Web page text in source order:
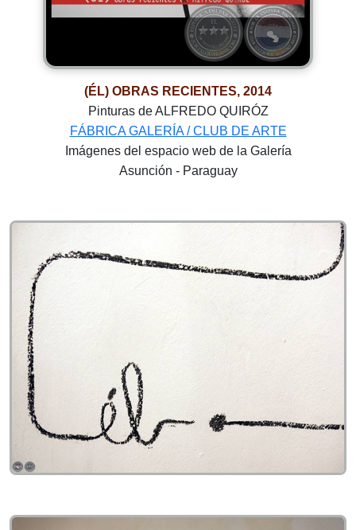
(ÉL) OBRAS RECIENTES, 2014
Pinturas de ALFREDO QUIRÓZ
FÁBRICA GALERÍA / CLUB DE ARTE
Imágenes del espacio web de la Galería
Asunción - Paraguay